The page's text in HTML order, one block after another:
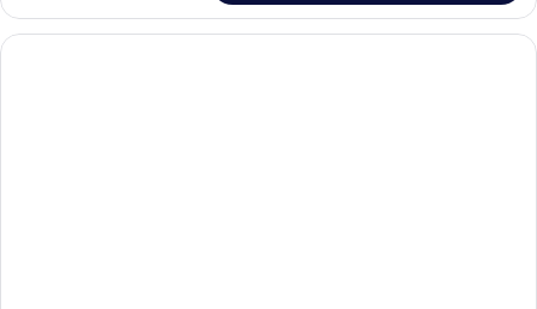
Doppelzimmer